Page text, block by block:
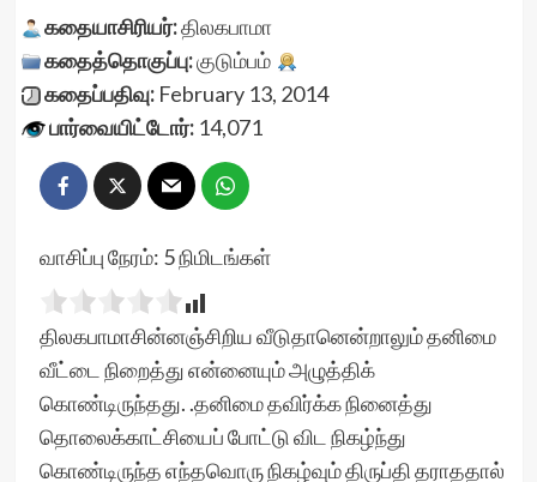
கதையாசிரியர்:திலகபாமா
கதைத்தொகுப்பு:குடும்பம்
கதைப்பதிவு:February 13, 2014
பார்வையிட்டோர்:14,071
வாசிப்பு நேரம்: 5நிமிடங்கள்
திலகபாமாசின்னஞ்சிறிய வீடுதானென்றாலும் தனிமை
வீட்டை நிறைத்து என்னையும் அழுத்திக்
கொண்டிருந்தது. .தனிமை தவிர்க்க நினைத்து
தொலைக்காட்சியைப் போட்டு விட நிகழ்ந்து
கொண்டிருந்த எந்தவொரு நிகழ்வும் திருப்தி தராததால்